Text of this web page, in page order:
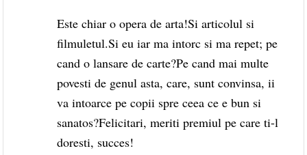
Este chiar o opera de arta!Si articolul si
filmuletul.Si eu iar ma intorc si ma repet; pe
cand o lansare de carte?Pe cand mai multe
povesti de genul asta, care, sunt convinsa, ii
va intoarce pe copii spre ceea ce e bun si
sanatos?Felicitari, meriti premiul pe care ti-l
doresti, succes!